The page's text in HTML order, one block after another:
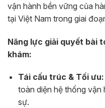
vận hành bền vững của
tại Việt Nam trong giai
Năng lực giải quyết bài
khám:
Tái cấu trúc & Tối ưu:
toàn diện hệ thống vận
sự.